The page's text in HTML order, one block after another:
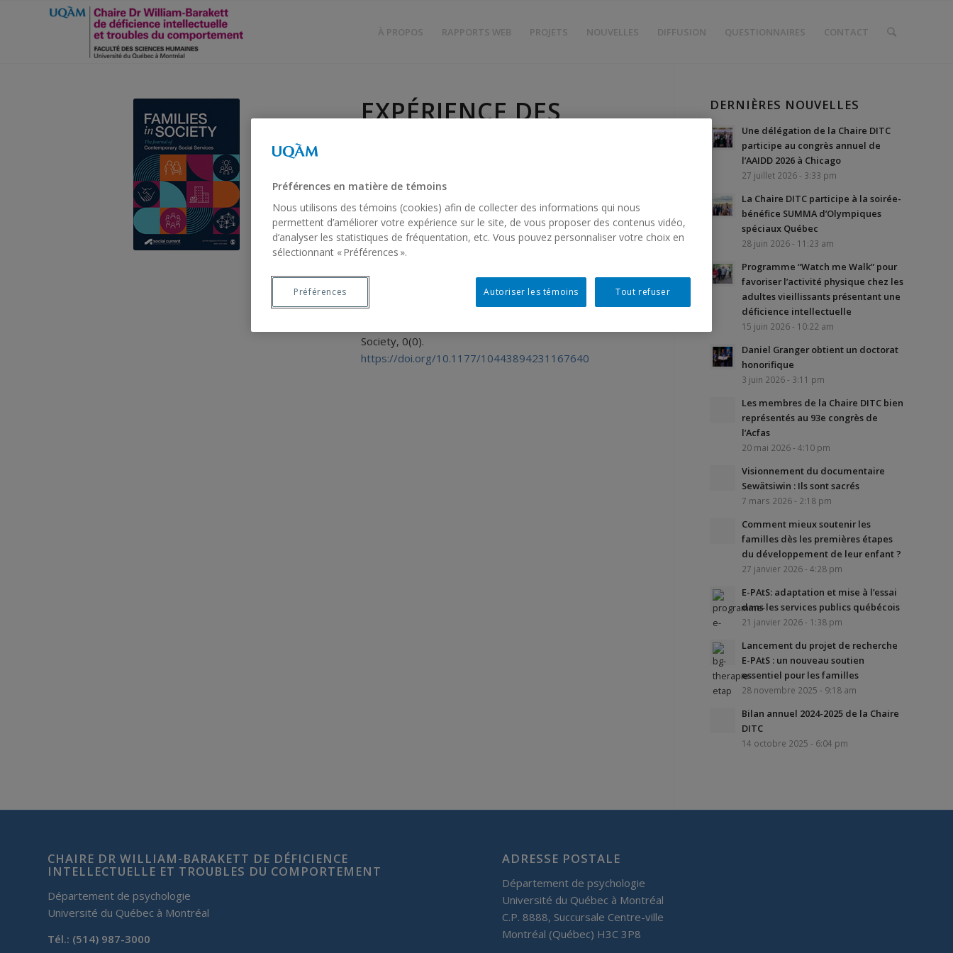
À PROPOS RAPPORTS WEB PROJETS NOUVELLES DIFFUSION QUESTIONNAIRES CONTACT
EXPÉRIENCE DES
expériences émotionnelles rapportées par les parents
issus de l’immigration tout au long de la trajectoire de
service en autisme, des premiers soupçons d’un retard
Boulé, M., & Rivard, M. (2023). Emotional Experience of
Families With an Immigrant Background Throughout the
Society, 0(0).
https://doi.org/10.1177/10443894231167640
DERNIÈRES NOUVELLES
Une délégation de la Chaire DITC
participe au congrès annuel de
l’AAIDD 2026 à Chicago
27 juillet 2026 - 3:33 pm
La Chaire DITC participe à la soirée-
bénéfice SUMMA d’Olympiques
spéciaux Québec
28 juin 2026 - 11:23 am
Programme “Watch me Walk” pour
favoriser l’activité physique chez les
adultes vieillissants présentant une
déficience intellectuelle
15 juin 2026 - 10:22 am
Daniel Granger obtient un doctorat
honorifique
3 juin 2026 - 3:11 pm
Les membres de la Chaire DITC bien
représentés au 93e congrès de
l’Acfas
20 mai 2026 - 4:10 pm
Visionnement du documentaire
Sewätsiwin : Ils sont sacrés
7 mars 2026 - 2:18 pm
Comment mieux soutenir les
familles dès les premières étapes
du développement de leur enfant ?
27 janvier 2026 - 4:28 pm
E-PAtS: adaptation et mise à l’essai
dans les services publics québécois
21 janvier 2026 - 1:38 pm
Lancement du projet de recherche
E-PAtS : un nouveau soutien
essentiel pour les familles
28 novembre 2025 - 9:18 am
Bilan annuel 2024-2025 de la Chaire
DITC
14 octobre 2025 - 6:04 pm
CHAIRE DR WILLIAM-BARAKETT DE DÉFICIENCE
INTELLECTUELLE ET TROUBLES DU COMPORTEMENT
Département de psychologie
Université du Québec à Montréal
Tél.: (514) 987-3000
ADRESSE POSTALE
Département de psychologie
Université du Québec à Montréal
C.P. 8888, Succursale Centre-ville
Montréal (Québec) H3C 3P8
Préférences en matière de témoins
Nous utilisons des témoins (cookies) afin de collecter des informations qui nous
permettent d’améliorer votre expérience sur le site, de vous proposer des contenus vidéo,
d’analyser les statistiques de fréquentation, etc. Vous pouvez personnaliser votre choix en
sélectionnant « Préférences ».
Tout refuser
Autoriser les témoins
Préférences